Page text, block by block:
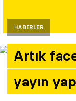
HABERLER
Artık
yayın
Yazarlar
Araştırma